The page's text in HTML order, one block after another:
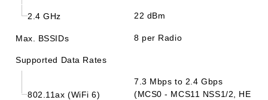
2.4 GHz 22 dBm
Max. BSSIDs 8 per Radio
Supported Data Rates
802.11ax (WiFi 6)
7.3 Mbps to 2.4 Gbps
(MCS0 - MCS11 NSS1/2, HE